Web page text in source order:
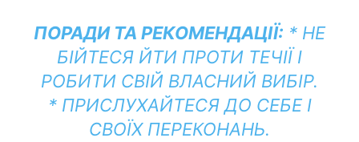
ПОРАДИ ТА РЕКОМЕНДАЦІЇ: * НЕ
БІЙТЕСЯ ЙТИ ПРОТИ ТЕЧІЇ І
РОБИТИ СВІЙ ВЛАСНИЙ ВИБІР.
* ПРИСЛУХАЙТЕСЯ ДО СЕБЕ І
СВОЇХ ПЕРЕКОНАНЬ.